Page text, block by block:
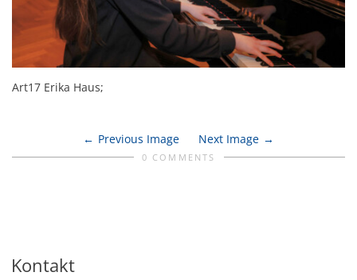
Art17 Erika Haus;
Previous Image Next Image
0 COMMENTS
Kontakt